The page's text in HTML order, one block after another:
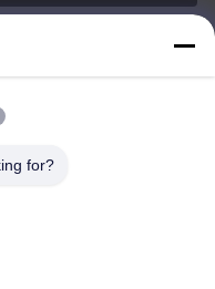
for?